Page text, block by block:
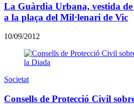
La Guàrdia Urbana, vestida de
a la plaça del Mil·lenari de Vic
10/09/2012
Societat
Consells de Protecció Civil